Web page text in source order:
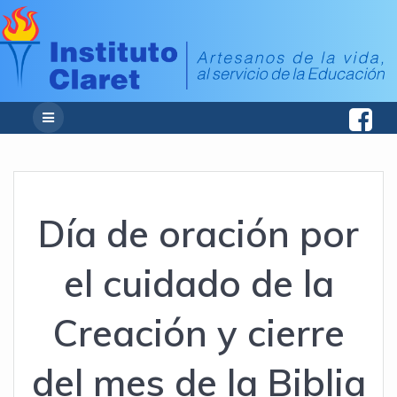
Día de oración por
el cuidado de la
Creación y cierre
del mes de la Biblia